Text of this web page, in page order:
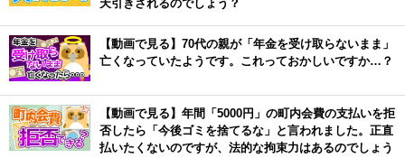
天引きされるのでしょう？
【動画で見る】70代の親が「年金を受け取らないまま」
亡くなっていたようです。これっておかしいですか…？
【動画で見る】年間「5000円」の町内会費の支払いを拒
否したら「今後ゴミを捨てるな」と言われました。正直
払いたくないのですが、法的な拘束力はあるのでしょう